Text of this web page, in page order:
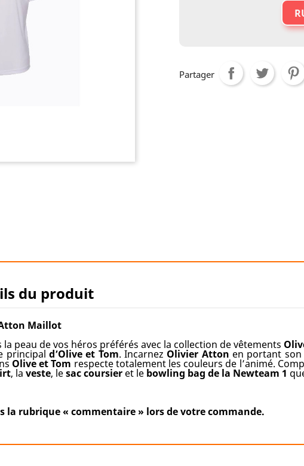
Partager
du produit
Atton Maillot
peau de vos héros préférés avec la collection de vêtements
principald’Olive et Tom. Incarnez Olivier Atton en portant son
Olive et Tom respecte totalement les couleurs de l’animé.
, la veste, lesac coursier et le bowling bag de la Newteam 1
la rubrique « commentaire » lors de votre commande.